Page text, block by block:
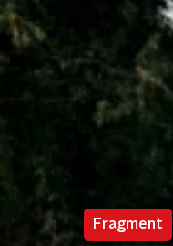
Fragment